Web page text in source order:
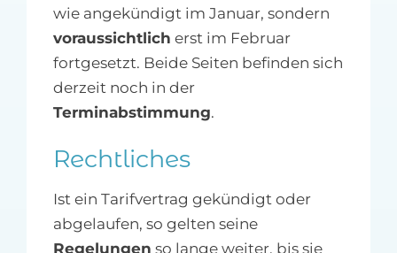
wie angekündigt im Januar, sondern
voraussichtlich erst im Februar
fortgesetzt. Beide Seiten befinden sich
derzeit noch in der
Terminabstimmung.
Rechtliches
Ist ein Tarifvertrag gekündigt oder
abgelaufen, so gelten seine
Regelungen so lange weiter, bis sie